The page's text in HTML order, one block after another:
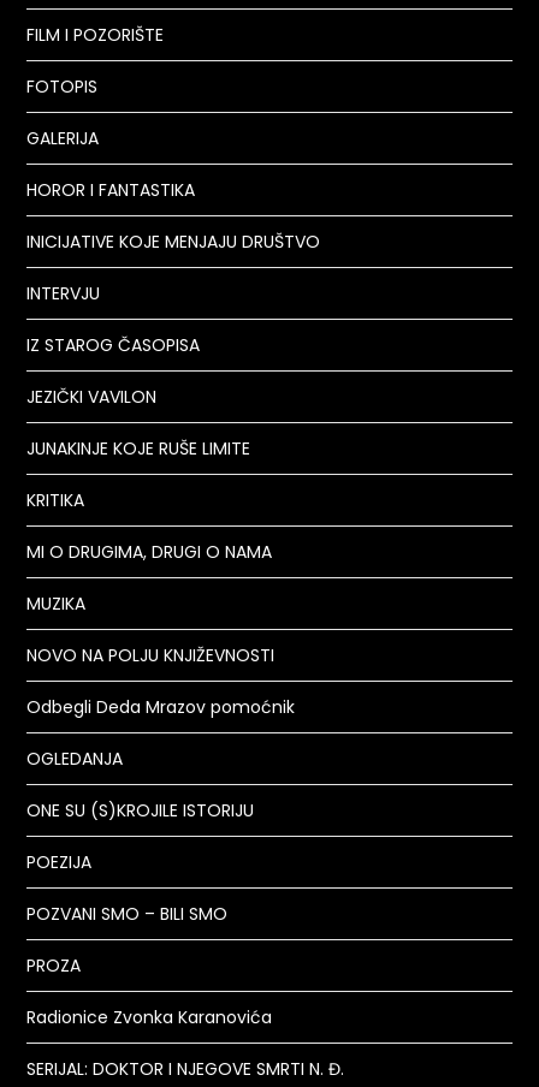
FILM I POZORIŠTE
FOTOPIS
GALERIJA
HOROR I FANTASTIKA
INICIJATIVE KOJE MENJAJU DRUŠTVO
INTERVJU
IZ STAROG ČASOPISA
JEZIČKI VAVILON
JUNAKINJE KOJE RUŠE LIMITE
KRITIKA
MI O DRUGIMA, DRUGI O NAMA
MUZIKA
NOVO NA POLJU KNJIŽEVNOSTI
Odbegli Deda Mrazov pomoćnik
OGLEDANJA
ONE SU (S)KROJILE ISTORIJU
POEZIJA
POZVANI SMO – BILI SMO
PROZA
Radionice Zvonka Karanovića
SERIJAL: DOKTOR I NJEGOVE SMRTI N. Đ.